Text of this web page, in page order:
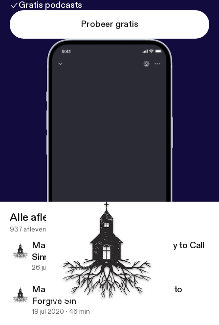
Gratis podcasts
Probeer gratis
Psalm 24
Reformation Christian Fellowship
Alle afleveringen
937 afleveringen
Matthew 9:9-13: The King’s Authority to Call
Sinners to Himself
26 jul 2020 51 min
Matthew 9:1-8: The King’s Authority to
Forgive Sin
19 jul 2020 46 min